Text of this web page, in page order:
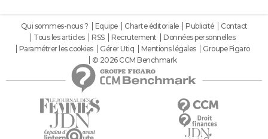
Qui sommes-nous ? Equipe Charte éditoriale Publicité
Contact
Tous les articles
RSS Recrutement
Données personnelles
Paramétrer les cookies
Gérer Utiq Mentions légales
Groupe Figaro
© 2026 CCM Benchmark